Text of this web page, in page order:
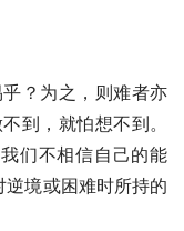
？为之，则难者亦
到，就怕想不到。
们不相信自己的能
境或困难时所持的